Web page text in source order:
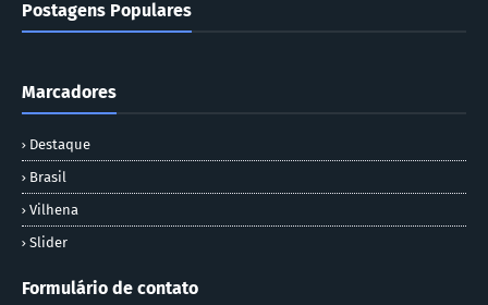
Postagens Populares
Marcadores
Destaque
Brasil
Vilhena
Slider
Formulário de contato